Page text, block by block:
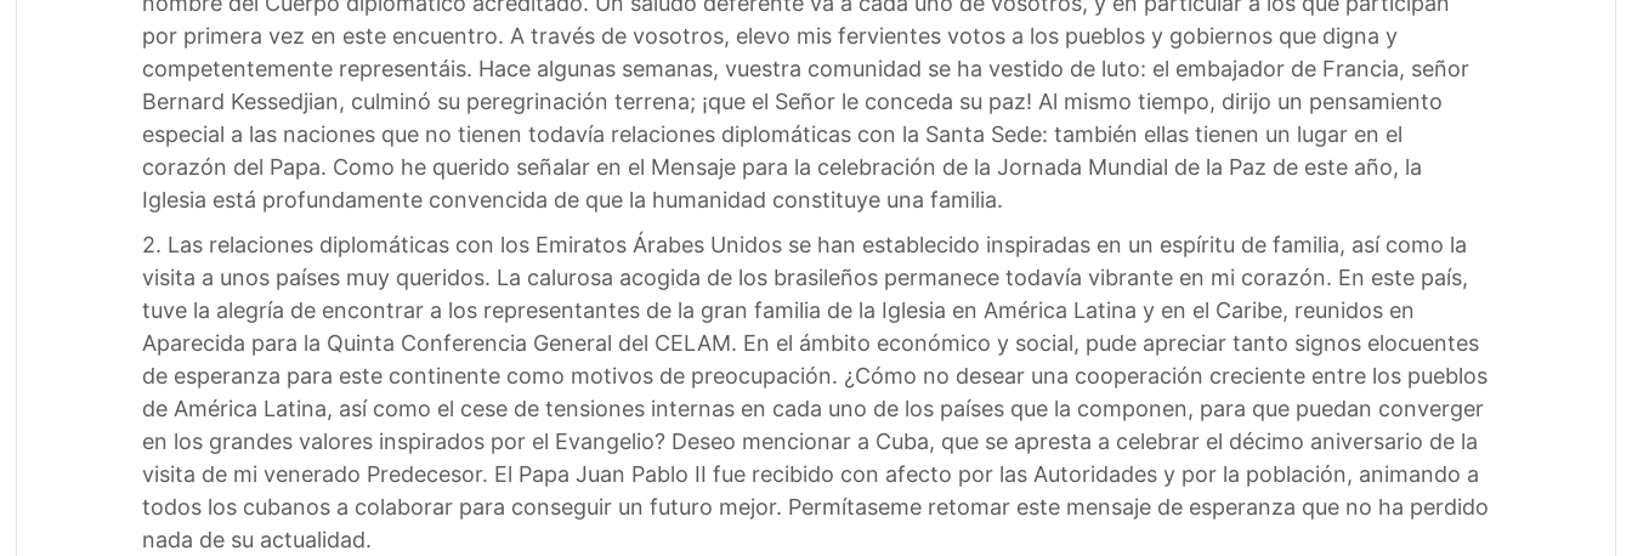
por primera vez en este encuentro. A través de vosotros, elevo mis fervientes votos a los pueblos y gobiernos que digna y
competentemente representáis. Hace algunas semanas, vuestra comunidad se ha vestido de luto: el embajador de Francia, señor
Bernard Kessedjian, culminó su peregrinación terrena; ¡que el Señor le conceda su paz! Al mismo tiempo, dirijo un pensamiento
especial a las naciones que no tienen todavía relaciones diplomáticas con la Santa Sede: también ellas tienen un lugar en el
corazón del Papa. Como he querido señalar en el Mensaje para la celebración de la Jornada Mundial de la Paz de este año, la
Iglesia está profundamente convencida de que la humanidad constituye una familia.
2. Las relaciones diplomáticas con los Emiratos Árabes Unidos se han establecido inspiradas en un espíritu de familia, así como la
visita a unos países muy queridos. La calurosa acogida de los brasileños permanece todavía vibrante en mi corazón. En este país,
tuve la alegría de encontrar a los representantes de la gran familia de la Iglesia en América Latina y en el Caribe, reunidos en
Aparecida para la Quinta Conferencia General del CELAM. En el ámbito económico y social, pude apreciar tanto signos elocuentes
de esperanza para este continente como motivos de preocupación. ¿Cómo no desear una cooperación creciente entre los pueblos
de América Latina, así como el cese de tensiones internas en cada uno de los países que la componen, para que puedan converger
en los grandes valores inspirados por el Evangelio? Deseo mencionar a Cuba, que se apresta a celebrar el décimo aniversario de la
visita de mi venerado Predecesor. El Papa Juan Pablo II fue recibido con afecto por las Autoridades y por la población, animando a
todos los cubanos a colaborar para conseguir un futuro mejor. Permítaseme retomar este mensaje de esperanza que no ha perdido
nada de su actualidad.